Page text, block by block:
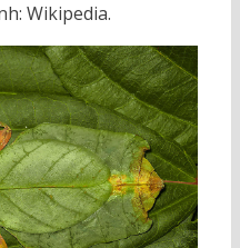
Wikipedia.